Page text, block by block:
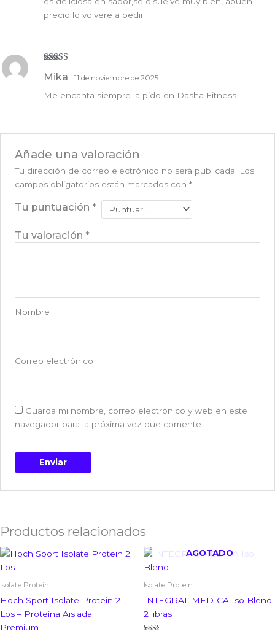
precio lo volvere a pedir
con5de 5
Mika 11 de noviembre de 2025
Me encanta siempre la pido en Dasha Fitness
Añade una valoración
Tu dirección de correo electrónico no será publicada.
Los
campos obligatorios están marcados con *
Tu puntuación *
Tu valoración *
Nombre
Correo electrónico
Guarda mi nombre, correo electrónico y web en este
navegador para la próxima vez que comente.
Productos relacionados
Isolate Protein
Hoch Sport Isolate Protein 2
Lbs – Proteína Aislada
Premium
AGOTADO
Isolate Protein
INTEGRAL MEDICA Iso Blend
2 libras